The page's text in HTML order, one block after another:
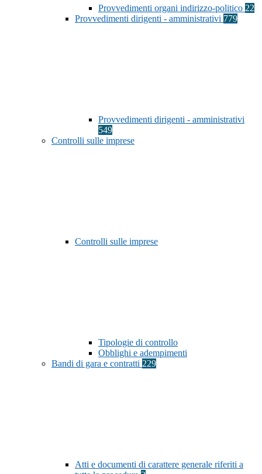
Provvedimenti organi indirizzo-politico 22
Provvedimenti dirigenti - amministrativi 779
Provvedimenti dirigenti - amministrativi
549
Controlli sulle imprese
Controlli sulle imprese
Tipologie di controllo
Obblighi e adempimenti
Bandi di gara e contratti 229
Atti e documenti di carattere generale riferiti a